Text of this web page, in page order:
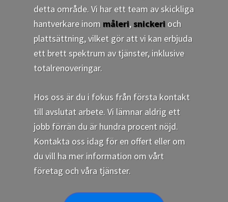
detta område. Vi har ett team av skickliga
hantverkare inom måleri,snickeri och
plattsättning, vilket gör att vi kan erbjuda
ett brett spektrum av tjänster, inklusive
totalrenoveringar.
Hos oss är du i fokus från första kontakt
till avslutat arbete. Vi lämnar aldrig ett
jobb förrän du är hundra procent nöjd.
Kontakta oss idag för en offert eller om
du vill ha mer information om vårt
företag och våra tjänster.